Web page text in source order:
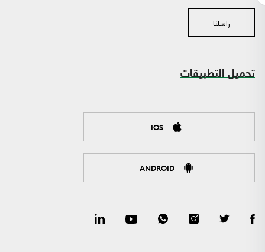
راسلنا
تحميل التطبيقات
IOS
ANDROID